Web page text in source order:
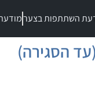
השתתפות בצער
הסגירה)